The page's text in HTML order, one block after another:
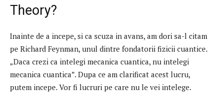
Theory?
Inainte de a incepe, si ca scuza in avans, am dori sa-l citam
pe Richard Feynman, unul dintre fondatorii fizicii cuantice.
„Daca crezi ca intelegi mecanica cuantica, nu intelegi
mecanica cuantica”. Dupa ce am clarificat acest lucru,
putem incepe. Vor fi lucruri pe care nu le vei intelege.